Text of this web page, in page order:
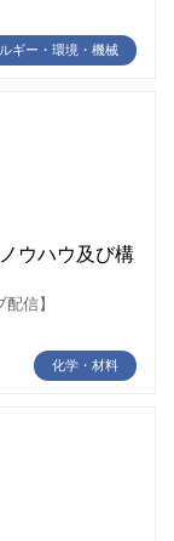
ギー・環境・機械
ウハウ及び構
信】
化学・材料